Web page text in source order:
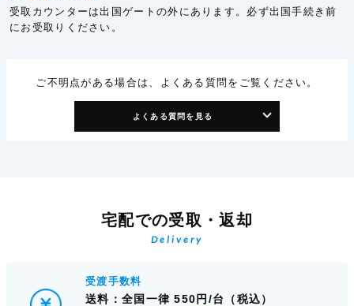
受取カウンターは出国ゲートの外にあります。必ず出国手続き前
にお受取りください。
ご不明点がある場合は、よくある質問をご覧ください。
よくある質問を見る
宅配での受取・返却
Delivery
受渡手数料
送料：全国一律 550円/台（税込）